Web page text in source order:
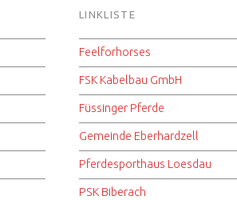
LINKLISTE
Feelforhorses
FSK Kabelbau GmbH
Füssinger Pferde
Gemeinde Eberhardzell
Pferdesporthaus Loesdau
PSK Biberach